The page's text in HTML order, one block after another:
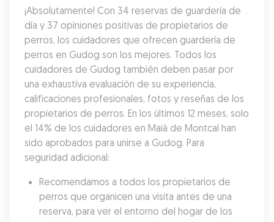
¡Absolutamente! Con 34 reservas de guardería de
día y 37 opiniones positivas de propietarios de
perros, los cuidadores que ofrecen guardería de
perros en Gudog son los mejores. Todos los
cuidadores de Gudog también deben pasar por
una exhaustiva evaluación de su experiencia,
calificaciones profesionales, fotos y reseñas de los
propietarios de perros. En los últimos 12 meses, solo
el 14% de los cuidadores en Maià de Montcal han
sido aprobados para unirse a Gudog. Para
seguridad adicional:
Recomendamos a todos los propietarios de
perros que organicen una visita antes de una
reserva, para ver el entorno del hogar de los